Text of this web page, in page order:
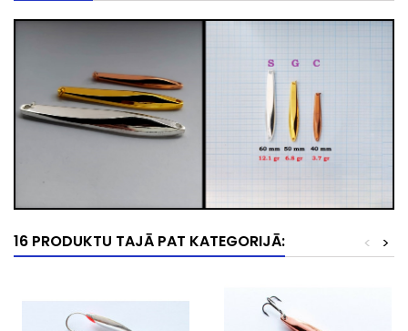
16 PRODUKTU TAJĀ PAT KATEGORIJĀ: >
<